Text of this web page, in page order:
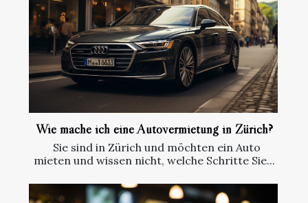
Wie mache ich eine Autovermietung in Zürich?
Sie sind in Zürich und möchten ein Auto
mieten und wissen nicht, welche Schritte Sie...